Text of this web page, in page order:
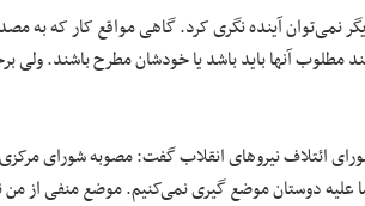
نمی‌توان آینده نگری کرد. گاهی مواقع کار که به
مطلوب آنها باید باشد یا خودشان مطرح باشند. ولی
ائتلاف نیروهای انقلاب گفت: مصوبه شورای
علیه دوستان موضع گیری نمی‌کنیم. موضع منفی از من